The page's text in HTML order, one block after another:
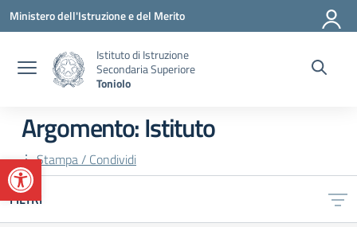
Apri la barra degli strumenti
Vai ai contenuti
Vai al menu di navigazione
Vai al footer
Ministero dell'Istruzione e del Merito
Istituto di Istruzione
Secondaria Superiore
Toniolo
Argomento: Istituto
Stampa / Condividi
FILTRI